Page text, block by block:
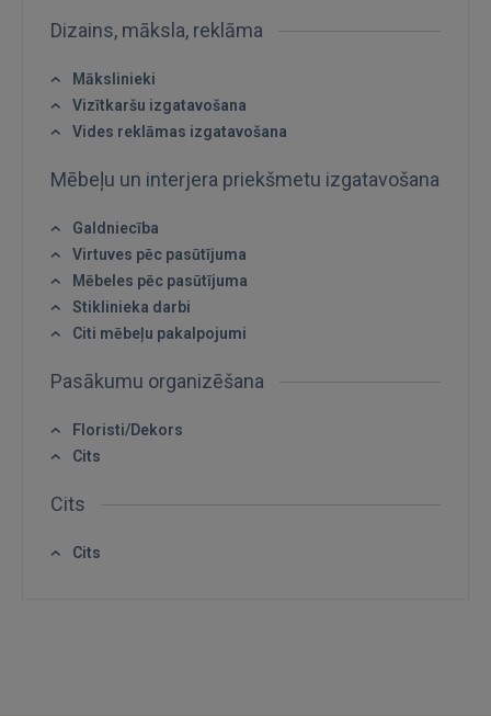
Aizmirsāt paroli? Atcerēties?
 Sign in with Apple
Dizains, māksla, reklāma
Mākslinieki
Vizītkaršu izgatavošana
Vides reklāmas izgatavošana
Mēbeļu un interjera priekšmetu izgatavošana
Galdniecība
Virtuves pēc pasūtījuma
Mēbeles pēc pasūtījuma
Stiklinieka darbi
Citi mēbeļu pakalpojumi
Pasākumu organizēšana
Floristi/Dekors
Cits
Cits
Cits